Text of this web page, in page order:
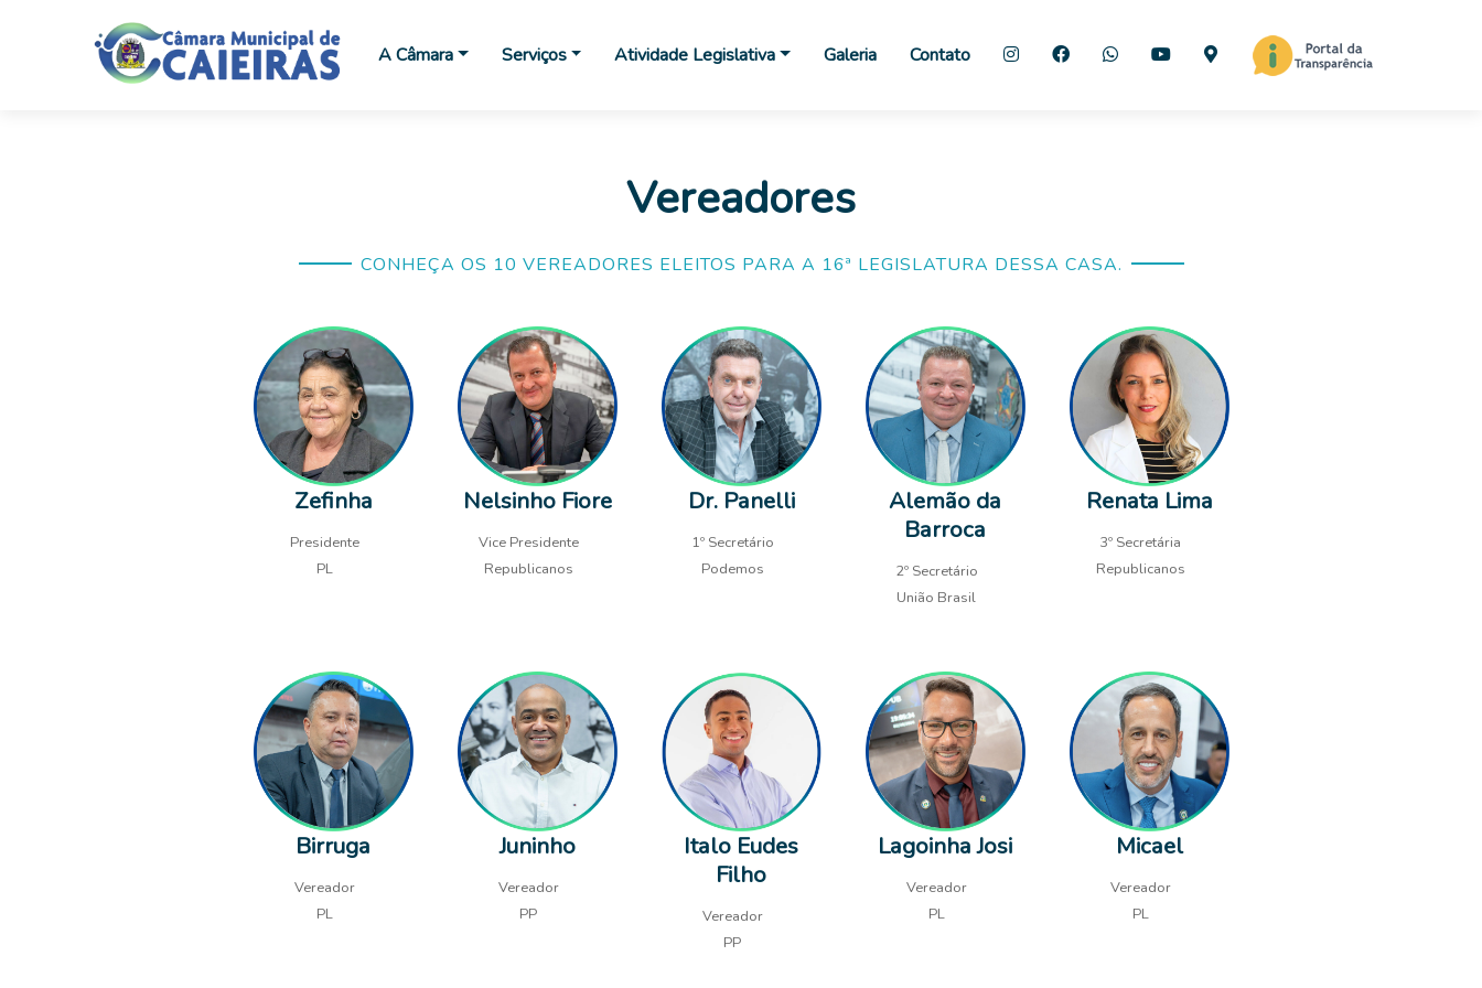
A Câmara Serviços Atividade Legislativa Galeria Contato
Vereadores
CONHEÇA OS 10 VEREADORES ELEITOS PARA A 16ª LEGISLATURA DESSA CASA.
Zefinha
Presidente
PL
Nelsinho Fiore
Vice Presidente
Republicanos
Dr. Panelli
1º Secretário
Podemos
Alemão da
Barroca
2º Secretário
União Brasil
Renata Lima
3º Secretária
Republicanos
Birruga
Vereador
PL
Juninho
Vereador
PP
Italo Eudes
Filho
Vereador
PP
Lagoinha Josi
Vereador
PL
Micael
Vereador
PL